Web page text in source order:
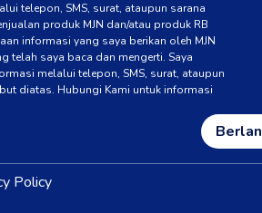
telepon, SMS, surat, ataupun sarana
produk MJN dan/atau produk RB
informasi yang saya berikan oleh MJN
telah saya baca dan mengerti. Saya
melalui telepon, SMS, surat, ataupun
diatas. Hubungi Kami untuk informasi
Policy